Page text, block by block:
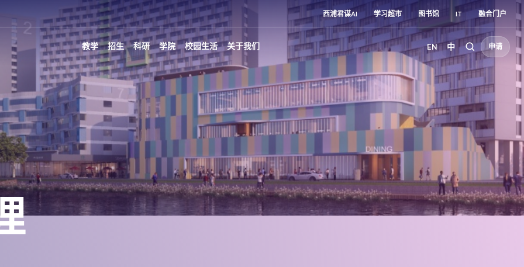
西浦君谋AI 学习超市 图书馆 IT 融合门户
教学 招生 科研 学院 校园生活 关于我们 EN 中 申请